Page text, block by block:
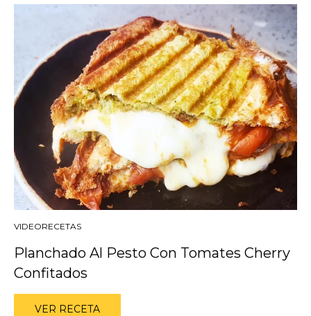
VIDEORECETAS
Planchado Al Pesto Con Tomates Cherry
Confitados
VER RECETA